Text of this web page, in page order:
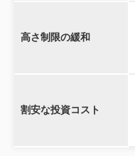
高さ制限の緩和
割安な投資コスト